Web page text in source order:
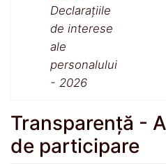
Declarațiile
de interese
ale
personalului
- 2026
Transparență -
de participare